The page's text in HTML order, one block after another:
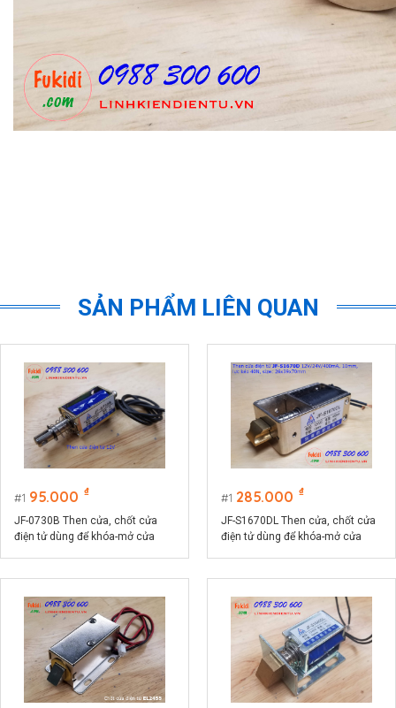
SẢN PHẨM LIÊN QUAN
1 95.000 ₫
JF-0730B Then cửa, chốt cửa
điện tử dùng để khóa-mở cửa
1 285.000 ₫
JF-S1670DL Then cửa, chốt cửa
điện tử dùng để khóa-mở cửa